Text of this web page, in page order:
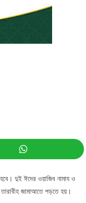
দুই ঈদের ওয়াজিব নামায ও
জামাআতে পড়তে হয়।